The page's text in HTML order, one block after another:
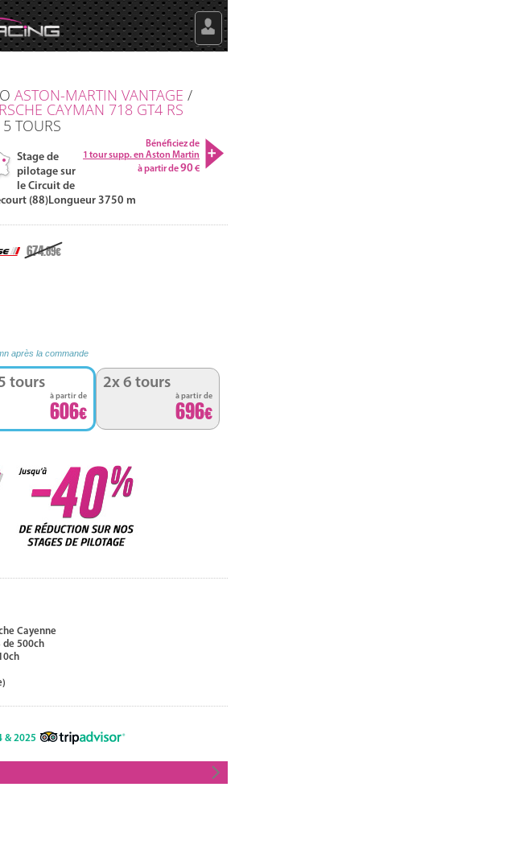
ASTON-MARTIN VANTAGE /
CAYMAN 718 GT4 RS
5 TOURS
Bénéficiez de
1 tour supp. en Aston Martin
à partir de90
Stage de
pilotage sur
le Circuit de
(88)Longueur 3750 m
674.89
après la commande
tours
à partir de
606
2x 6 tours
à partir de
696
Cayenne
de 500ch
& 2025